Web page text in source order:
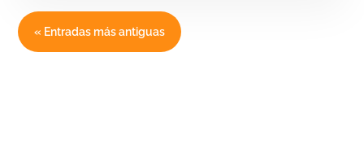
« Entradas más antiguas